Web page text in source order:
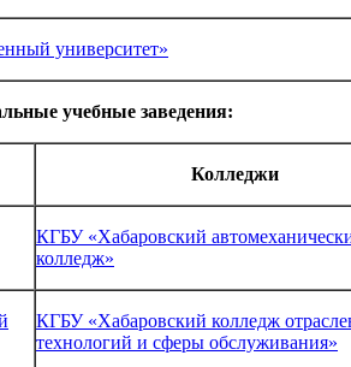
университет»
учебные заведения:
Колледжи
КГБУ «Хабаровский
колледж»
КГБУ «Хабаровский колледж
технологий и сферы обслуживания»